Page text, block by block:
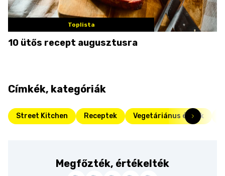
Toplista
10 ütős recept augusztusra
Címkék, kategóriák
Street Kitchen Receptek Vegetáriánus ételek
Megfőzték, értékelték